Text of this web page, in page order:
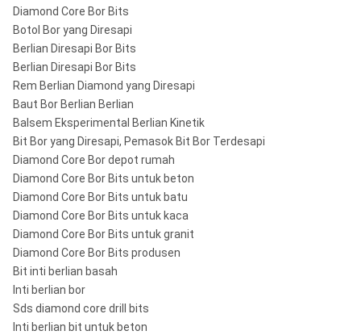
Seri B (IS03552-1)
Bit Inti Metrik:
Semua standar
lainnya:
ISO.
Diamond Core Bor Bits
Botol Bor yang Diresapi
Berlian Diresapi Bor Bits
Berlian Diresapi Bor Bits
Rem Berlian Diamond yang Diresapi
Baut Bor Berlian Berlian
Balsem Eksperimental Berlian Kinetik
Bit Bor yang Diresapi, Pemasok Bit Bor Terdesapi
Diamond Core Bor depot rumah
Diamond Core Bor Bits untuk beton
Diamond Core Bor Bits untuk batu
Diamond Core Bor Bits untuk kaca
Diamond Core Bor Bits untuk granit
Diamond Core Bor Bits produsen
Bit inti berlian basah
Inti berlian bor
Sds diamond core drill bits
Inti berlian bit untuk beton